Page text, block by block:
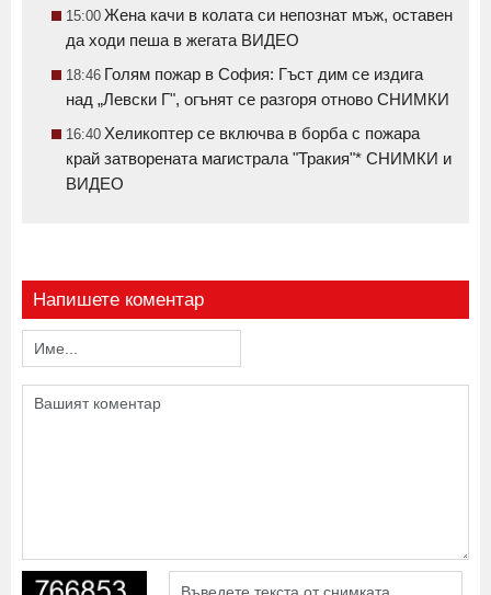
15:00 Жена качи в колата си непознат мъж, оставен
да ходи пеша в жегата ВИДЕО
18:46 Голям пожар в София: Гъст дим се издига
над „Левски Г", огънят се разгоря отново СНИМКИ
16:40 Хеликоптер се включва в борба с пожара
край затворената магистрала "Тракия"* СНИМКИ и
ВИДЕО
Напишете коментар